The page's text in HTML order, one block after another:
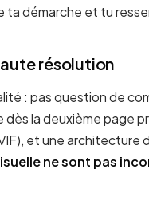
démarche et tu
résolution
: pas question de
la deuxième page
et une architecture
ne sont pas